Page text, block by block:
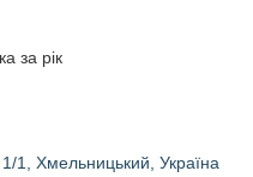
за рік
1, Хмельницький, Україна